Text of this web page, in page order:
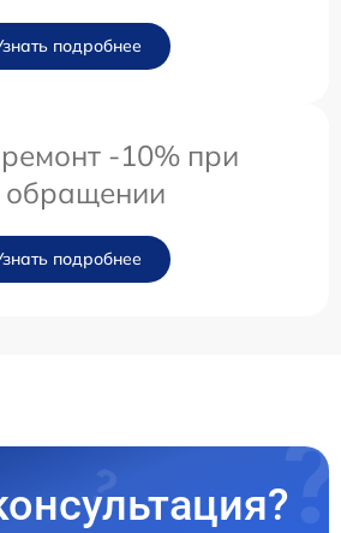
подробнее
-10% при
обращении
подробнее